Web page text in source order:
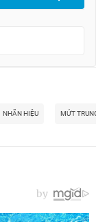
NHÃN HIỆU MỨT TRUNG